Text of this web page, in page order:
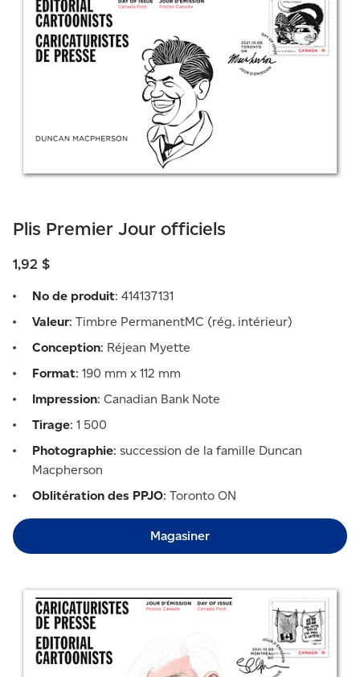
Plis Premier Jour officiels
1,92 $
No de produit: 414137131
Valeur: Timbre PermanentMC (rég. intérieur)
Conception: Réjean Myette
Format: 190 mm x 112 mm
Impression: Canadian Bank Note
Tirage: 1 500
Photographie: succession de la famille Duncan
Macpherson
Oblitération des PPJO: Toronto ON
Magasiner